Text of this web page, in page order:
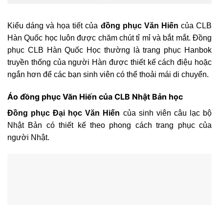
Kiểu dáng và họa tiết của đồng phục Văn Hiến của CLB
Hàn Quốc họcluôn được chăm chút tỉ mỉ và bắt mắt. Đồng
phục CLB Hàn Quốc Học thường là trang phục Hanbok
truyền thống của người Hàn được thiết kế cách điệu hoặc
ngắn hơn để các bạn sinh viên có thể thoải mái di chuyển.
Áo đồng phục Văn Hiến của CLB Nhật Bản học
Đồng phục Đại học Văn Hiến của sinh viên câu lạc bộ
Nhật Bản có thiết kế theo phong cách trang phục của
người Nhật.